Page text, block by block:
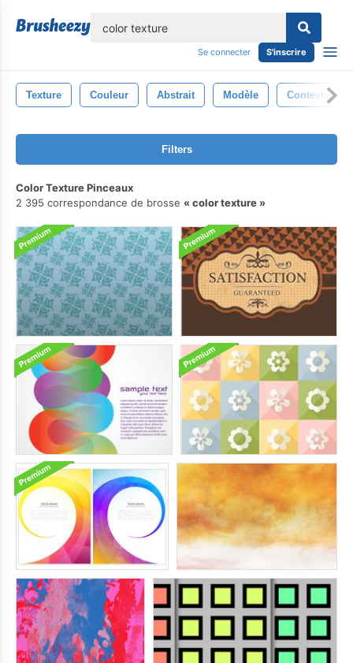
Se connecter S'inscrire
Texture Couleur Abstrait Modèle Contexte
Filters
Color Texture Pinceaux
2 395 correspondance de brosse
color texture